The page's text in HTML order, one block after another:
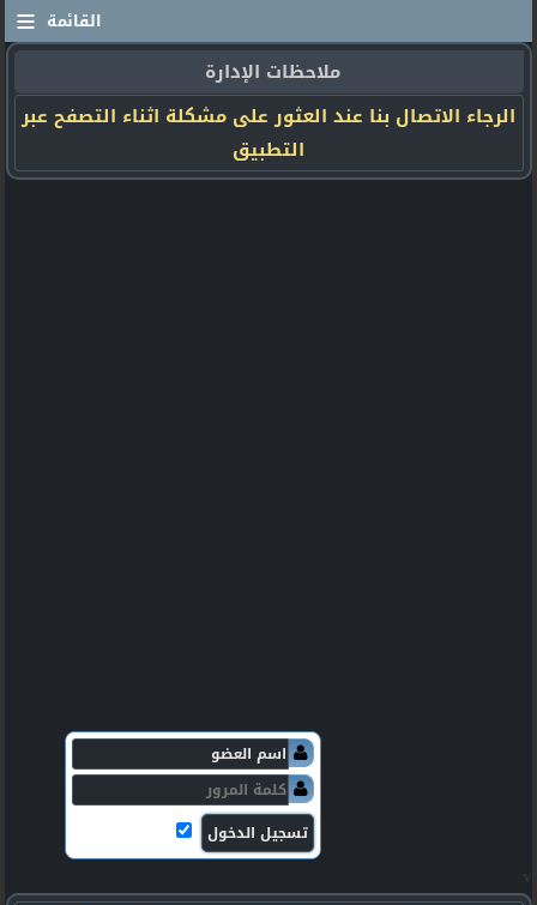
≡ القائمة
ملاحظات الإدارة
الرجاء الاتصال بنا عند العثور على مشكلة اثناء التصفح عبر
التطبيق